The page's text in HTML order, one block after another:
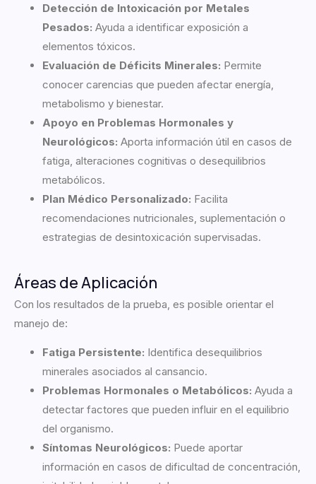
Detección de Intoxicación por Metales
Pesados: Ayuda a identificar exposición a
elementos tóxicos.
Evaluación de Déficits Minerales: Permite
conocer carencias que pueden afectar energía,
metabolismo y bienestar.
Apoyo en Problemas Hormonales y
Neurológicos: Aporta información útil en casos de
fatiga, alteraciones cognitivas o desequilibrios
metabólicos.
Plan Médico Personalizado: Facilita
recomendaciones nutricionales, suplementación o
estrategias de desintoxicación supervisadas.
Áreas de Aplicación
Con los resultados de la prueba, es posible orientar el
manejo de:
Fatiga Persistente: Identifica desequilibrios
minerales asociados al cansancio.
Problemas Hormonales o Metabólicos: Ayuda a
detectar factores que pueden influir en el equilibrio
del organismo.
Síntomas Neurológicos: Puede aportar
información en casos de dificultad de concentración,